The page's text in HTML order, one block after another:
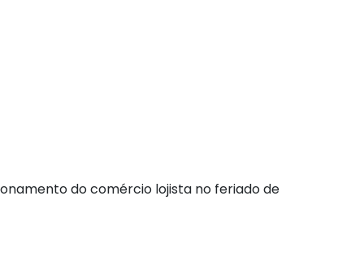
do comércio lojista no feriado de